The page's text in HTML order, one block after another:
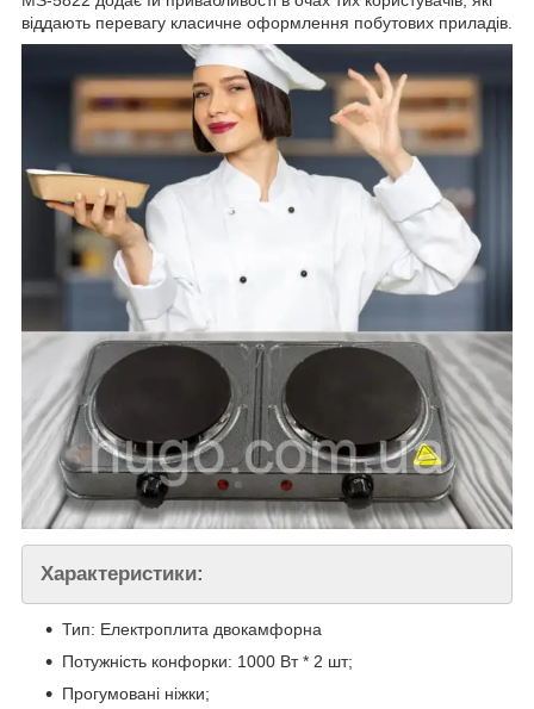
віддають перевагу класичне оформлення побутових приладів.
Характеристики:
Тип: Електроплита двокамфорна
Потужність конфорки: 1000 Вт * 2 шт;
Прогумовані ніжки;